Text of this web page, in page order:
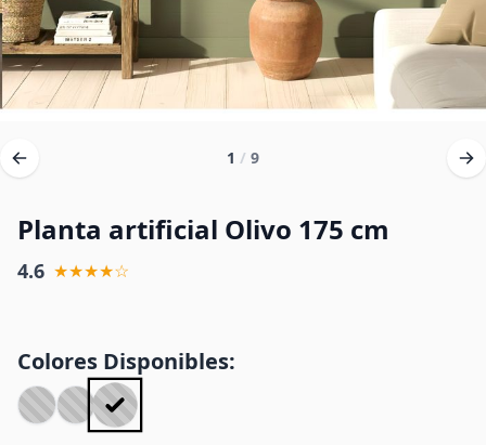
1 / 9
Planta artificial Olivo 175 cm
4.6 ★★★★☆
Colores Disponibles: